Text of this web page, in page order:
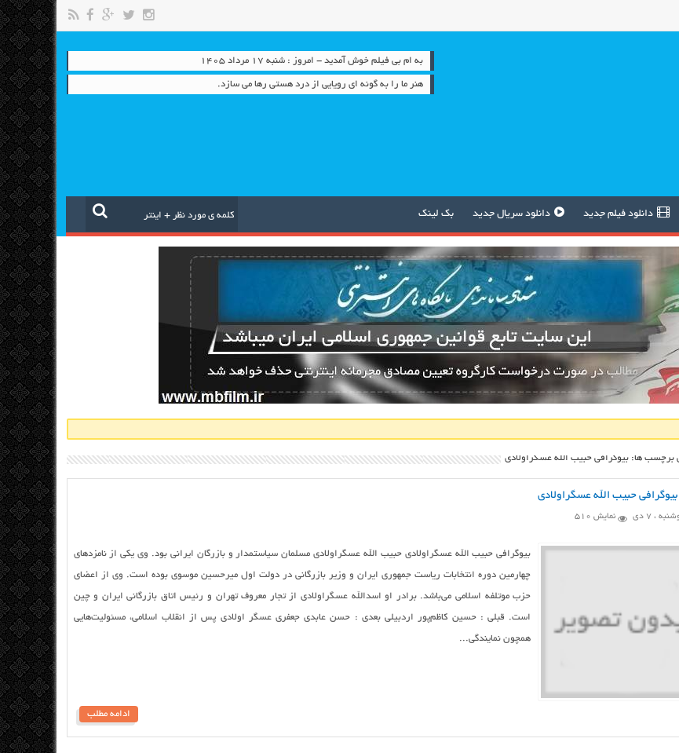
به ام بی فیلم خوش آمدید - امروز : شنبه ۱۷ مرداد ۱۴۰۵
هنر ما را به گونه اي رويايي از درد هستي رها مي سازد.
دانلود فیلم جدید دانلود سریال جدید بک لینک
برچسب ها: بیوگرافی حبیب الله عسگراولادی
بیوگرافی حبیب الله عسگراولادی
، ۷ دی نمایش 510
بیوگرافی حبیب الله عسگراولادی حبیب الله عسگراولادی مسلمان سیاستمدار و بازرگان ایرانی بود. وی یکی از نامزدهای
چهارمین دوره انتخابات ریاست جمهوری ایران و وزیر بازرگانی در دولت اول میرحسین موسوی بوده است. وی از اعضای
حزب موتلفه اسلامی می‌باشد. برادر او اسدالله عسگراولادی از تجار معروف تهران و رئیس اتاق بازرگانی ایران و چین
است. قبلی : حسین کاظم‌پور اردبیلی بعدی : حسن عابدی جعفری عسگر اولادی پس از انقلاب اسلامی، مسئولیت‌هایی
همچون نمایندگی...
ادامه مطلب